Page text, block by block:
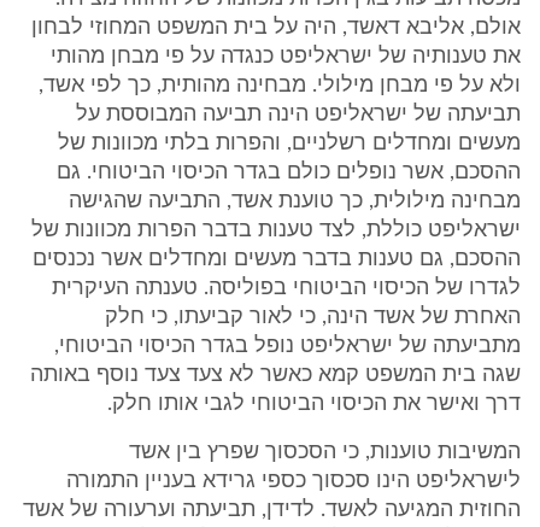
אולם, אליבא דאשד, היה על בית המשפט המחוזי לבחון
את טענותיה של ישראליפט כנגדה על פי מבחן מהותי
ולא על פי מבחן מילולי. מבחינה מהותית, כך לפי אשד,
תביעתה של ישראליפט הינה תביעה המבוססת על
מעשים ומחדלים רשלניים, והפרות בלתי מכוונות של
ההסכם, אשר נופלים כולם בגדר הכיסוי הביטוחי. גם
מבחינה מילולית, כך טוענת אשד, התביעה שהגישה
ישראליפט כוללת, לצד טענות בדבר הפרות מכוונות של
ההסכם, גם טענות בדבר מעשים ומחדלים אשר נכנסים
לגדרו של הכיסוי הביטוחי בפוליסה. טענתה העיקרית
האחרת של אשד הינה, כי לאור קביעתו, כי חלק
מתביעתה של ישראליפט נופל בגדר הכיסוי הביטוחי,
שגה בית המשפט קמא כאשר לא צעד צעד נוסף באותה
דרך ואישר את הכיסוי הביטוחי לגבי אותו חלק.
המשיבות טוענות, כי הסכסוך שפרץ בין אשד
לישראליפט הינו סכסוך כספי גרידא בעניין התמורה
החוזית המגיעה לאשד. לדידן, תביעתה וערעורה של אשד